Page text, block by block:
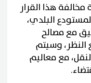
هذا القرار
البلدي،
مع مصالح
النظر، وسيتم
مع معاليم